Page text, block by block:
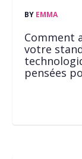
BY EMMA
Comment
votre
pensées